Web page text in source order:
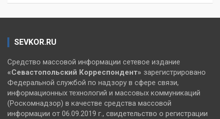
SEVKOR.RU
Средство массовой информации сетевое издание
«Севастопольский Корреспондент» зарегистрировано
Федеральной службой по надзору в сфере связи,
информационных технологий и массовых коммуникаций
(Роскомнадзор) в качестве средства массовой
информации от 06.09.2019 г., свидетельство о регистрации